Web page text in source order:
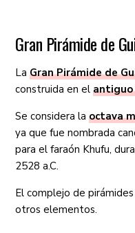
Gran Pirámide de
LaGran Pirámide de
construida en el
Se considera laoctava
ya que fue nombrada
para el faraón Khufu,
2528 a.C.
El complejo de
otros elementos.